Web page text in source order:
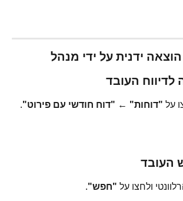
על "דוחות" ← "דוח חודשי עם פירוט".
ולחצו על "חפש".